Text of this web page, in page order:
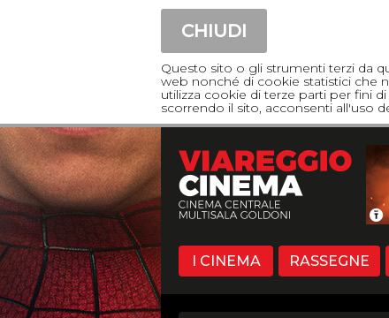
CHIUDI
Questo sito o gli strumenti terzi da
web nonché di cookie statistici che
utilizza cookie di terze parti per fini
scorrendo il sito, acconsenti all'uso
I CINEMA RASSEGNE